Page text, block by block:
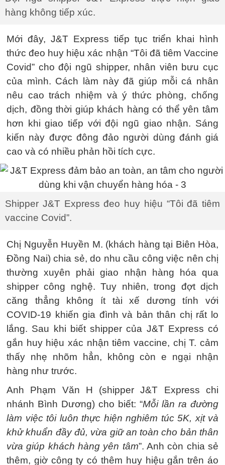
hàng không tiếp xúc.
Mới đây, J&T Express tiếp tục triển khai hình
thức đeo huy hiệu xác nhận “Tôi đã tiêm Vaccine
Covid” cho đội ngũ shipper, nhân viên bưu cục
của mình. Cách làm này đã giúp mỗi cá nhân
nêu cao trách nhiệm và ý thức phòng, chống
dịch, đồng thời giúp khách hàng có thể yên tâm
hơn khi giao tiếp với đội ngũ giao nhận. Sáng
kiến này được đông đảo người dùng đánh giá
cao và có nhiều phản hồi tích cực.
Shipper J&T Express đeo huy hiệu “Tôi đã tiêm
vaccine Covid”.
Chị Nguyễn Huyền M. (khách hàng tại Biên Hòa,
Đồng Nai) chia sẻ, do nhu cầu công việc nên chị
thường xuyên phải giao nhận hàng hóa qua
shipper công nghệ. Tuy nhiên, trong đợt dịch
căng thẳng không ít tài xế dương tính với
COVID-19 khiến gia đình và bản thân chị rất lo
lắng. Sau khi biết shipper của J&T Express có
gắn huy hiệu xác nhận tiêm vaccine, chị T. cảm
thấy nhẹ nhõm hẳn, không còn e ngại nhận
hàng như trước.
Anh Phạm Văn H (shipper J&T Express chi
nhánh Bình Dương) cho biết: “Mỗi lần ra đường
làm việc tôi luôn thực hiện nghiêm túc 5K, xịt và
khử khuẩn đầy đủ, vừa giữ an toàn cho bản thân
vừa giúp khách hàng yên tâm”. Anh còn chia sẻ
thêm, giờ công ty có thêm huy hiệu gắn trên áo